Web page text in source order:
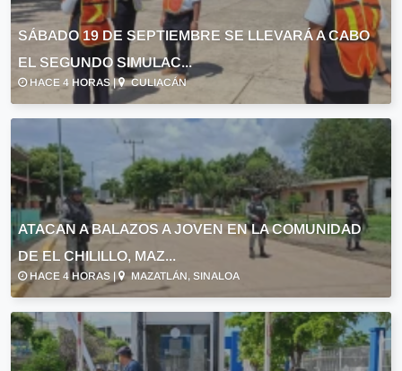
SÁBADO 19 DE SEPTIEMBRE SE LLEVARÁ A CABO
EL SEGUNDO SIMULAC...
HACE 4 HORAS | CULIACÁN
ATACAN A BALAZOS A JOVEN EN LA COMUNIDAD
DE EL CHILILLO, MAZ...
HACE 4 HORAS | MAZATLÁN, SINALOA